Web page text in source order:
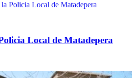
Local de Matadepera